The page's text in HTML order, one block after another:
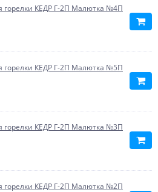
горелки КЕДР Г-2П Малютка №4П
горелки КЕДР Г-2П Малютка №5П
горелки КЕДР Г-2П Малютка №3П
горелки КЕДР Г-2П Малютка №2П